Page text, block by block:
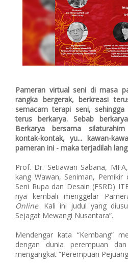
Pameran virtual seni di masa
rangka bergerak, berkreasi
semacam terapi seni, sehingga
terus berkarya. Sebab
Berkarya bersama
kontak-kontak, yu... kawan-
pameran ini - maka terjadilah
Prof. Dr. Setiawan Sabana,
kang Wawan, Seniman, Pemikir
Seni Rupa dan Desain (FSRD)
nya kembali menggelar
Online. Kali ini judul yang
Sejagat Mewangi Nusantara”.
Mendengar kata “Kembang”
dengan dunia perempuan
mengangkat “Perempuan